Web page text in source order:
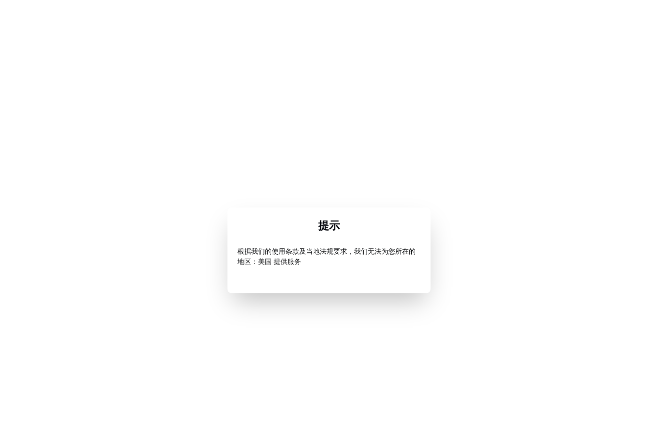
提示
根据我们的使用条款及当地法规要求，我们无法为您所在的
地区：美国 提供服务